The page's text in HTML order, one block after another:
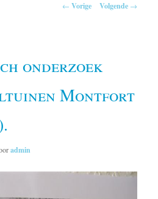
← Vorige Volgende →
onderzoek
Montfort
admin